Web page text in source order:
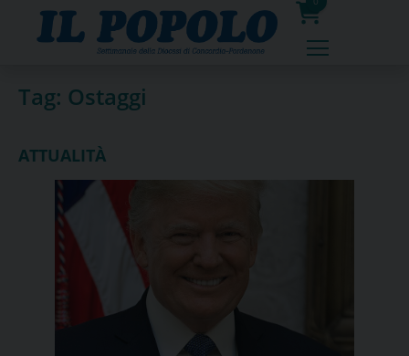
0
prodotti
Tag: Ostaggi
ATTUALITÀ